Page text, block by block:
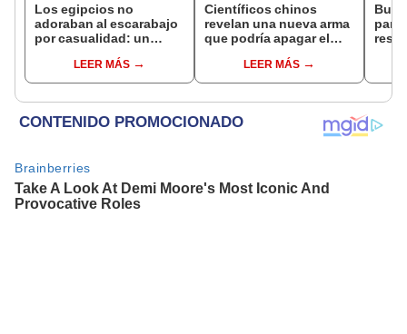
Los egipcios no
adoraban al escarabajo
por casualidad: un
lo convirtió en un
símbolo sagrado
LEER MÁS
Científicos chinos
revelan una nueva arma
que podría apagar el
afectar redes como
Starlink de Elon Musk
LEER MÁS
para